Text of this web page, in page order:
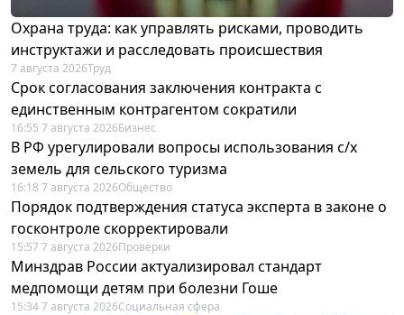
Охрана труда: как управлять рисками, проводить
инструктажи и расследовать происшествия
7 августа 2026Труд
Срок согласования заключения контракта с
единственным контрагентом сократили
16:55 7 августа 2026Бизнес
В РФ урегулировали вопросы использования с/х
земель для сельского туризма
16:18 7 августа 2026Общество
Порядок подтверждения статуса эксперта в законе о
госконтроле скорректировали
15:57 7 августа 2026Проверки
Минздрав России актуализировал стандарт
медпомощи детям при болезни Гоше
15:34 7 августа 2026Социальная сфера